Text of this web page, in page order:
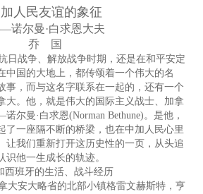
人民友谊的象征
尔曼·白求恩大夫
乔 国
战争、解放战争时期，还是在和平安定
中国的大地上，都传颂着一个伟大的名
事，而与这名字联系在一起的，还有一个
。他，就是伟大的国际主义战士、加拿
尔曼·白求恩(Norman Bethune)。是他，
了一座隔不断的桥梁，也在中加人民心里
让我们重新打开这历史性的一页，从头追
他一生成长的轨迹。
班牙的生活、战斗经历
大安大略省的北部小镇格雷文赫斯特，亨